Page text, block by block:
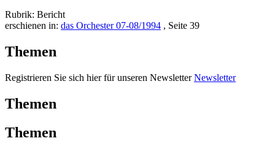
Rubrik: Bericht
erschienen in: das Orchester 07-08/1994 , Seite 39
Themen
Registrieren Sie sich hier für unseren NewsletterNewsletter
Themen
Themen